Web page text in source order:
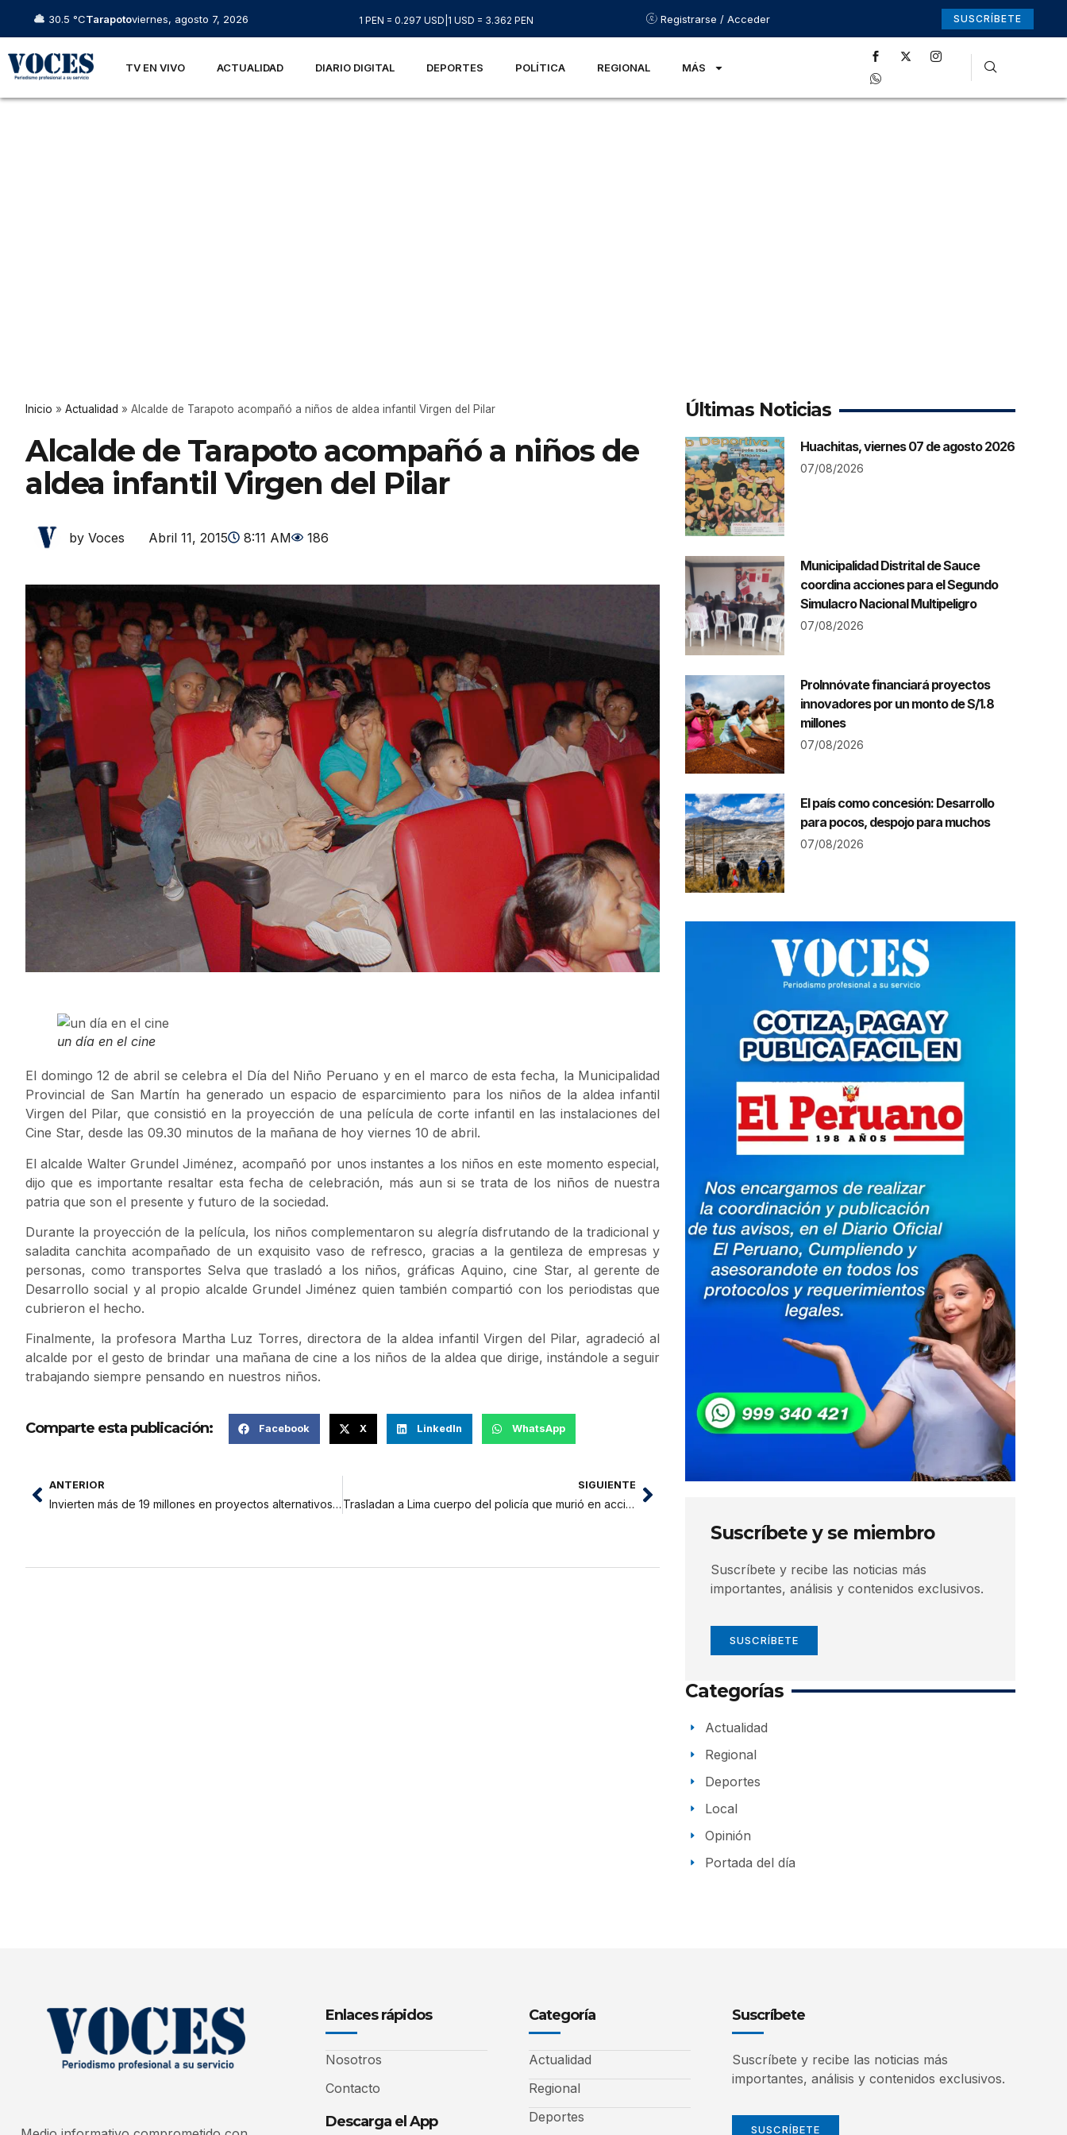
30.5 °CTarapotoviernes, agosto 7, 2026 1 PEN = 0.297 USD 1 USD = 3.362 PEN Registrarse / Acceder SUSCRÍBETE
TV EN VIVO ACTUALIDAD DIARIO DIGITAL DEPORTES POLÍTICA REGIONAL MÁS
Inicio » Actualidad » Alcalde de Tarapoto acompañó a niños de aldea infantil Virgen del Pilar
Alcalde de Tarapoto acompañó a niños de
aldea infantil Virgen del Pilar
by Voces Abril 11, 2015 8:11 AM 186
un día en el cine
El domingo 12 de abril se celebra el Día del Niño Peruano y en el marco de esta fecha, la Municipalidad
Provincial de San Martín ha generado un espacio de esparcimiento para los niños de la aldea infantil
Virgen del Pilar, que consistió en la proyección de una película de corte infantil en las instalaciones del
Cine Star, desde las 09.30 minutos de la mañana de hoy viernes 10 de abril.
El alcalde Walter Grundel Jiménez, acompañó por unos instantes a los niños en este momento especial,
dijo que es importante resaltar esta fecha de celebración, más aun si se trata de los niños de nuestra
patria que son el presente y futuro de la sociedad.
Durante la proyección de la película, los niños complementaron su alegría disfrutando de la tradicional y
saladita canchita acompañado de un exquisito vaso de refresco, gracias a la gentileza de empresas y
personas, como transportes Selva que trasladó a los niños, gráficas Aquino, cine Star, al gerente de
Desarrollo social y al propio alcalde Grundel Jiménez quien también compartió con los periodistas que
cubrieron el hecho.
Finalmente, la profesora Martha Luz Torres, directora de la aldea infantil Virgen del Pilar, agradeció al
alcalde por el gesto de brindar una mañana de cine a los niños de la aldea que dirige, instándole a seguir
trabajando siempre pensando en nuestros niños.
Comparte esta publicación: Facebook X LinkedIn WhatsApp
ANTERIOR
Invierten más de 19 millones en proyectos alternativos en San Martín
SIGUIENTE
Trasladan a Lima cuerpo del policía que murió en accidente de tránsito
Últimas Noticias
Huachitas, viernes 07 de agosto 2026
07/08/2026
Municipalidad Distrital de Sauce
coordina acciones para el Segundo
Simulacro Nacional Multipeligro
07/08/2026
ProInnóvate financiará proyectos
innovadores por un monto de S/1.8
millones
07/08/2026
El país como concesión: Desarrollo
para pocos, despojo para muchos
07/08/2026
Suscríbete y se miembro
Suscríbete y recibe las noticias más
importantes, análisis y contenidos exclusivos.
SUSCRÍBETE
Categorías
Actualidad
Regional
Deportes
Local
Opinión
Portada del día
Enlaces rápidos
Nosotros
Contacto
Descarga el App
Categoría
Actualidad
Regional
Deportes
Suscríbete
Suscríbete y recibe las noticias más
importantes, análisis y contenidos exclusivos.
SUSCRÍBETE